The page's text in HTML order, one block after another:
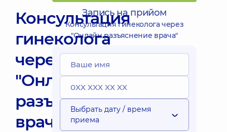
Консультация
гинеколога
через
"Онлайн
разъяснение
врача"
Запись на прийом
Консультация гинеколога через
"Онлайн разъяснение врача"
Выбрать дату / время
приема